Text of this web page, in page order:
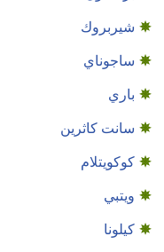
شيربروك
ساجوناي
باري
سانت كاثرين
كوكويتلام
ويتبي
كيلونا